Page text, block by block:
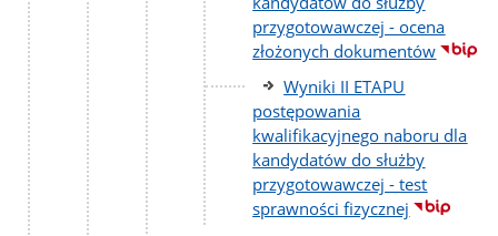
przygotowawczej - ocena
złożonych dokumentów
Wyniki II ETAPU
postępowania
kwalifikacyjnego naboru dla
kandydatów do służby
przygotowawczej - test
sprawności fizycznej